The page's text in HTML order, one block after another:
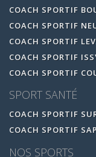
COACH SPORTIF
COACH SPORTIF
COACH SPORTIF
COACH SPORTIF
COACH SPORTIF
SPORT SANTÉ
COACH SPORTIF
COACH SPORTIF
NOS SPORTS